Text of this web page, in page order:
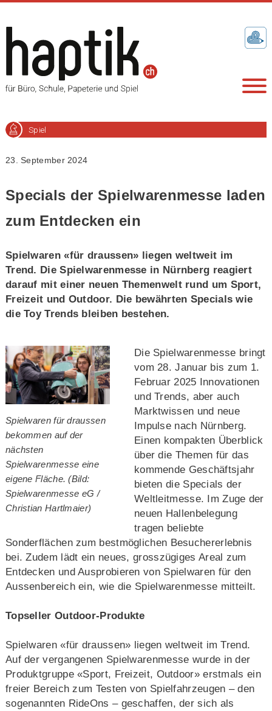
Spiel
23. September 2024
Specials der Spielwarenmesse laden
zum Entdecken ein
Spielwaren «für draussen» liegen weltweit im
Trend. Die Spielwarenmesse in Nürnberg reagiert
darauf mit einer neuen Themenwelt rund um Sport,
Freizeit und Outdoor. Die bewährten Specials wie
die Toy Trends bleiben bestehen.
Spielwaren für draussen
bekommen auf der
nächsten
Spielwarenmesse eine
eigene Fläche. (Bild:
Spielwarenmesse eG /
Christian Hartlmaier)
Die Spielwarenmesse bringt
vom 28. Januar bis zum 1.
Februar 2025 Innovationen
und Trends, aber auch
Marktwissen und neue
Impulse nach Nürnberg.
Einen kompakten Überblick
über die Themen für das
kommende Geschäftsjahr
bieten die Specials der
Weltleitmesse. Im Zuge der
neuen Hallenbelegung
tragen beliebte
Sonderflächen zum bestmöglichen Besuchererlebnis
bei. Zudem lädt ein neues, grosszügiges Areal zum
Entdecken und Ausprobieren von Spielwaren für den
Aussenbereich ein, wie die Spielwarenmesse mitteilt.
Topseller Outdoor-Produkte
Spielwaren «für draussen» liegen weltweit im Trend.
Auf der vergangenen Spielwarenmesse wurde in der
Produktgruppe «Sport, Freizeit, Outdoor» erstmals ein
freier Bereich zum Testen von Spielfahrzeugen – den
sogenannten RideOns – geschaffen, der sich als